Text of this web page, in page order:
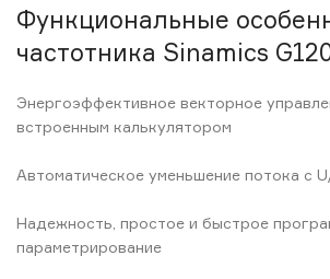
Функциональные
частотника Sinamics
Энергоэффективное векторное
встроенным калькулятором
Автоматическое уменьшение потока с
Надежность, простое и быстрое
параметрирование